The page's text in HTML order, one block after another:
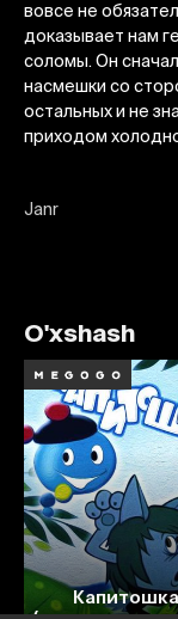
вовсе не
доказывает нам
соломы. Он
насмешки со
остальных и не
приходом
Janr
O'xshash
Капитошка
7.4